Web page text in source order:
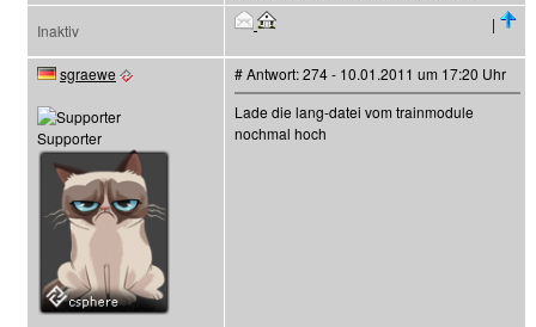
Inaktiv |
sgraewe
Supporter
# Antwort: 274 - 10.01.2011 um 17:20 Uhr
Lade die lang-datei vom trainmodule
nochmal hoch